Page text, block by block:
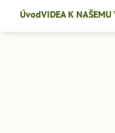
ÚvodVIDEA K NAŠEMU